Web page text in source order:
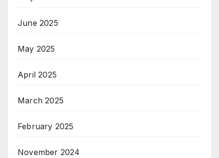
June 2025
May 2025
April 2025
March 2025
February 2025
November 2024